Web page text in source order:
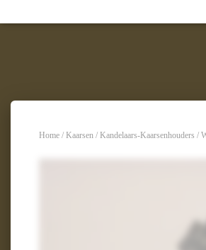
Home / Kaarsen / Kandelaars-Kaarsenhouders /